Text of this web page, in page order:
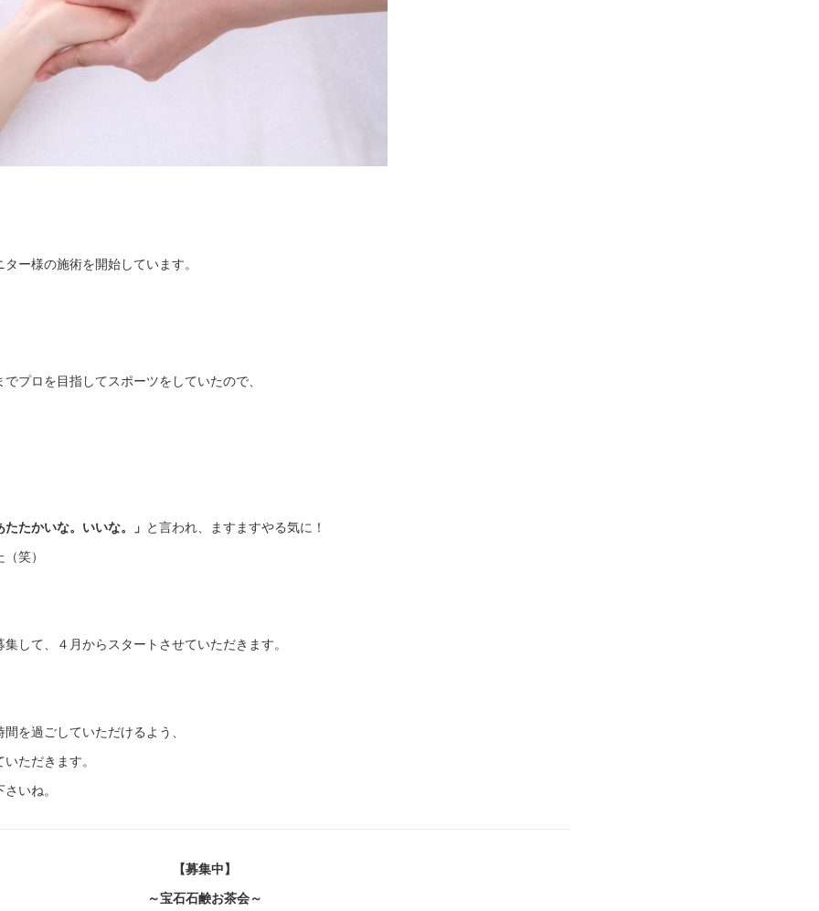
ー様の施術を開始しています。
プロを目指してスポーツをしていたので、
たかいな。いいな。」 と言われ、ますますやる気に！
笑）
して、４月からスタートさせていただきます。
を過ごしていただけるよう、
ただきます。
いね。
【募集中】
～宝石石鹸お茶会～